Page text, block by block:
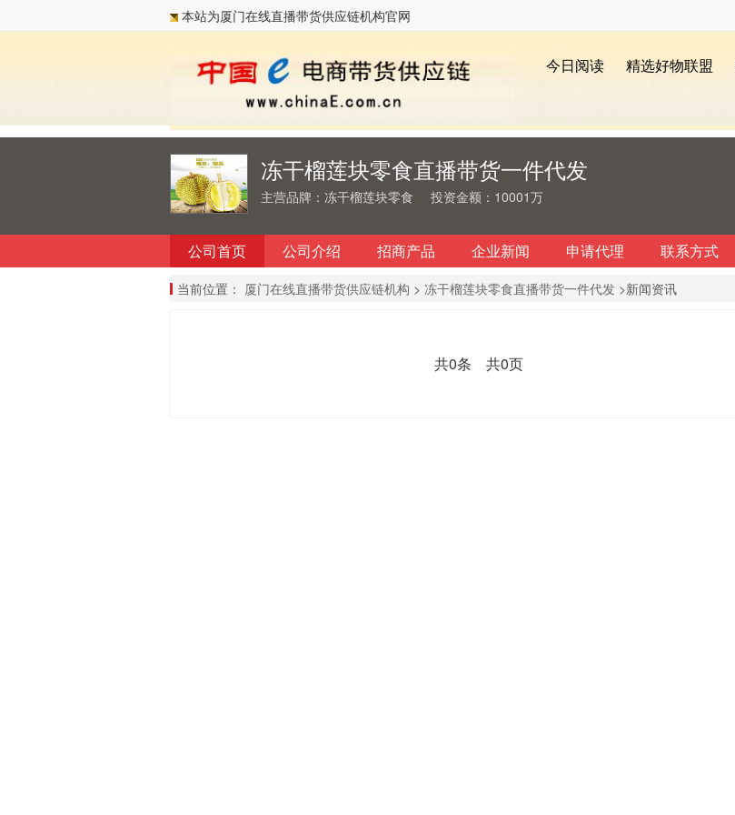
本站为厦门在线直播带货供应链机构官网
冻干榴莲块零食直播带货一件代发
主营品牌：冻干榴莲块零食 投资金额：10001万
公司首页 公司介绍 招商产品 企业新闻 申请代理 联系方式
当前位置： 厦门在线直播带货供应链机构 > 冻干榴莲块零食直播带货一件代发 >新闻资讯
共0条 共0页